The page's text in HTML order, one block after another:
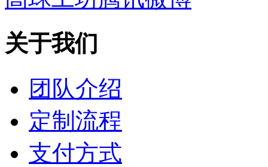
关于我们
团队介绍
定制流程
支付方式